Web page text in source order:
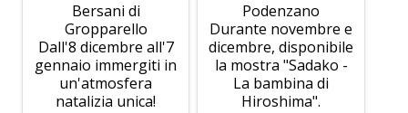
Bersani di
Gropparello
Dall'8 dicembre all'7
gennaio immergiti in
un'atmosfera
natalizia unica!
Podenzano
Durante novembre e
dicembre, disponibile
la mostra "Sadako -
La bambina di
Hiroshima".